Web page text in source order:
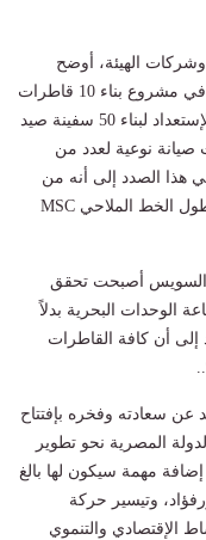
الهيئة، أوضح
الفريق ربيع أن ترسانة بورسعيد البحرية بدأت في مشروع بناء 10 قاطرات
بقوة شد 80 طناً مُخصصة للتصدير، فضلاً عن الإستعداد لبناء 50 سفينة صيد
صيانة نوعية لعدد من
هذا الصدد إلى أنه من
المقرر إستقبال الترسانة لعدد 4 سفن من أسطول الخط الملاحي MSC
السويس أصبحت تحقق
الوحدات البحرية بدلاً
إلى أن كافة القاطرات
سعادته وفخره بإفتتاح
لرؤية الدولة المصرية نحو تطوير
إضافة مهمة سيكون لها بالغ
وتيسير حركة
الإقتصادي والتنموي